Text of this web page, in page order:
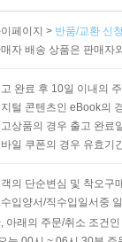
페이지 > 반품/교환 신
자 배송 상품은 판매자
완료 후 10일 이내의
털 콘텐츠인 eBook의
상품의 경우 출고 완료
일 쿠폰의 경우 유효기
의 단순변심 및 착오구
입양서/직수입일서중
아래의 주문/취소 조건